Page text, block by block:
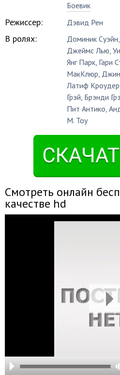
Боевик
Режиссер: Дэвид Рен
В ролях: Доминик Суэйн,
Джеймс Лью,
Янг Парк, Гари
МакКлюр,
Латиф Кроудер
Грэй, Брэнди
Пит Антико,
М. Тоу
Смотреть онлайн
качестве hd